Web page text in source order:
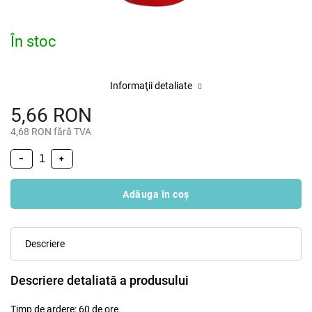
5,66 RON
4,68 RON fără TVA
În stoc
+
−
Adăuga în coş
Informaţii detaliate
Descriere
Descriere detaliată a produsului
Timp de ardere: 60 de ore